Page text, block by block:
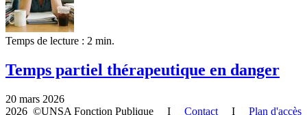
Temps de lecture : 2 min.
Temps partiel thérapeutique en danger
20 mars 2026
2026 ©UNSA Fonction Publique I Contact I Plan d'accès